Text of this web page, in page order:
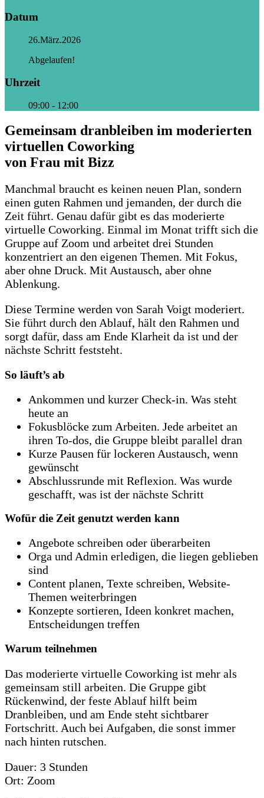
Datum
26.März.2026
Abgelaufen!
Uhrzeit
09:00 - 12:00
Gemeinsam dranbleiben im moderierten
virtuellen Coworking
von Frau mit Bizz
Manchmal braucht es keinen neuen Plan, sondern
einen guten Rahmen und jemanden, der durch die
Zeit führt. Genau dafür gibt es das moderierte
virtuelle Coworking. Einmal im Monat trifft sich die
Gruppe auf Zoom und arbeitet drei Stunden
konzentriert an den eigenen Themen. Mit Fokus,
aber ohne Druck. Mit Austausch, aber ohne
Ablenkung.
Diese Termine werden von Sarah Voigt moderiert.
Sie führt durch den Ablauf, hält den Rahmen und
sorgt dafür, dass am Ende Klarheit da ist und der
nächste Schritt feststeht.
So läuft’s ab
Ankommen und kurzer Check-in. Was steht
heute an
Fokusblöcke zum Arbeiten. Jede arbeitet an
ihren To-dos, die Gruppe bleibt parallel dran
Kurze Pausen für lockeren Austausch, wenn
gewünscht
Abschlussrunde mit Reflexion. Was wurde
geschafft, was ist der nächste Schritt
Wofür die Zeit genutzt werden kann
Angebote schreiben oder überarbeiten
Orga und Admin erledigen, die liegen geblieben
sind
Content planen, Texte schreiben, Website-
Themen weiterbringen
Konzepte sortieren, Ideen konkret machen,
Entscheidungen treffen
Warum teilnehmen
Das moderierte virtuelle Coworking ist mehr als
gemeinsam still arbeiten. Die Gruppe gibt
Rückenwind, der feste Ablauf hilft beim
Dranbleiben, und am Ende steht sichtbarer
Fortschritt. Auch bei Aufgaben, die sonst immer
nach hinten rutschen.
Dauer: 3 Stunden
Ort: Zoom